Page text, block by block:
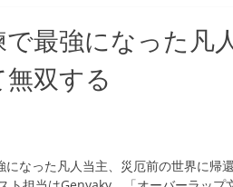
最強になった凡
双する
になった凡人当主、災厄前の世界に